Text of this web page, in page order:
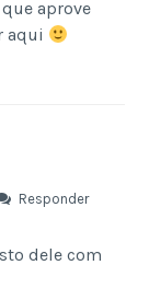
aprove
aqui
Responder
dele com